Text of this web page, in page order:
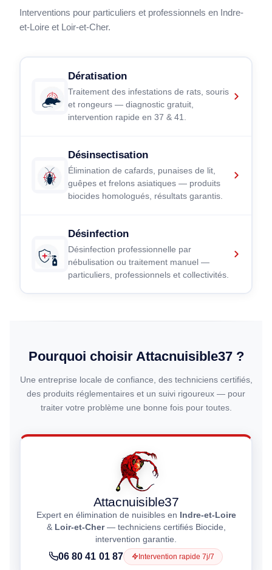
Interventions pour particuliers et professionnels en Indre-
et-Loire et Loir-et-Cher.
Dératisation
Traitement des infestations de rats, souris
et rongeurs — diagnostic gratuit,
intervention rapide en 37 & 41.
Désinsectisation
Élimination de cafards, punaises de lit,
guêpes et frelons asiatiques — produits
biocides homologués, résultats garantis.
Désinfection
Désinfection professionnelle par
nébulisation ou traitement manuel —
particuliers, professionnels et collectivités.
Pourquoi choisir Attacnuisible37 ?
Une entreprise locale de confiance, des techniciens certifiés,
des produits réglementaires et un suivi rigoureux — pour
traiter votre problème une bonne fois pour toutes.
Attacnuisible37
Expert en élimination de nuisibles en
Indre-et-Loire
& Loir-et-Cher— techniciens certifiés Biocide,
intervention garantie.
06 80 41 01 87 Intervention rapide 7j/7